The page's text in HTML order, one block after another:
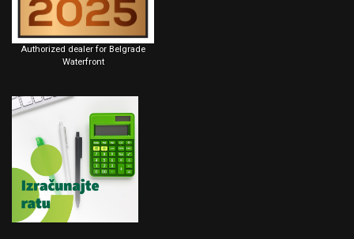
Authorized dealer for Belgrade
Waterfront